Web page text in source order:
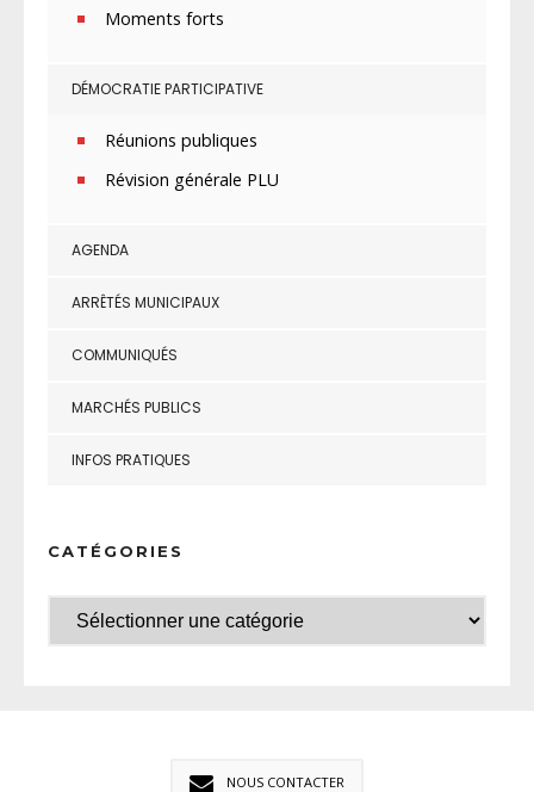
Moments forts
DÉMOCRATIE PARTICIPATIVE
Réunions publiques
Révision générale PLU
AGENDA
ARRÊTÉS MUNICIPAUX
COMMUNIQUÉS
MARCHÉS PUBLICS
INFOS PRATIQUES
CATÉGORIES
NOUS CONTACTER